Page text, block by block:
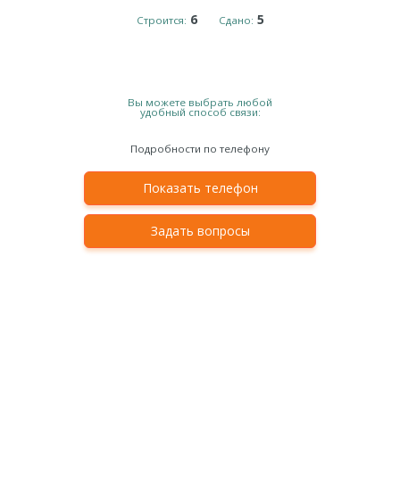
Строится: 6 Сдано: 5
Вы можете выбрать любой
удобный способ связи:
Подробности по телефону
Показать телефон
Задать вопросы